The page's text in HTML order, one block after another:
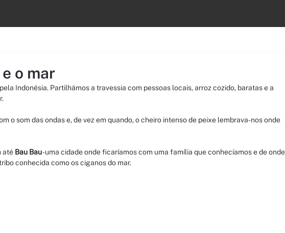
o mar
Indonésia. Partilhámos a travessia com pessoas locais, arroz cozido, baratas e a
o som das ondas e, de vez em quando, o cheiro intenso de peixe lembrava-nos onde
até Bau Bau - uma cidade onde ficaríamos com uma família que conhecíamos e de onde
conhecida como os ciganos do mar.